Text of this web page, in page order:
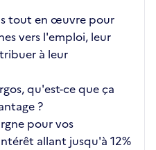
tout en œuvre pour
vers l'emploi, leur
à leur
qu'est-ce que ça
?
pour vos
allant jusqu'à 12%